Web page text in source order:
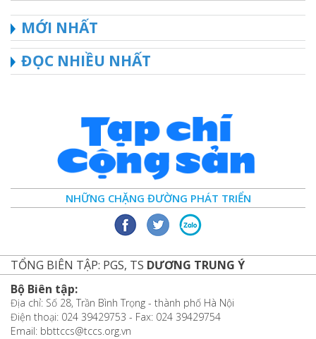
MỚI NHẤT
ĐỌC NHIỀU NHẤT
NHỮNG CHẶNG ĐƯỜNG PHÁT TRIỂN
TỔNG BIÊN TẬP: PGS, TS DƯƠNG TRUNG Ý
Bộ Biên tập:
Địa chỉ: Số 28, Trần Bình Trọng - thành phố Hà Nội
Điện thoại: 024 39429753 - Fax: 024 39429754
Email: bbttccs@tccs.org.vn